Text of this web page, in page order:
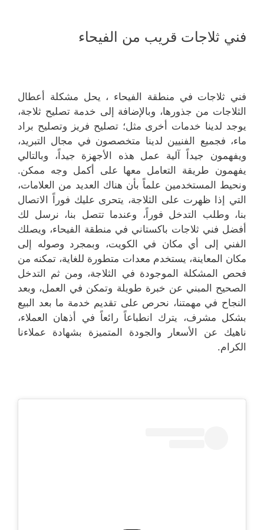
فني ثلاجات قريب من الفيحاء
فني ثلاجات في منطقة الفيحاء ، يحل مشكلة أعطال
الثلاجات من جذورها، وبالإضافة إلى خدمة تصليح ثلاجة،
يوجد لدينا خدمات أخرى مثل؛ تصليح فريز وتصليح براد
ماء، فجميع الفنيين لدينا متخصصون في مجال التبريد،
ويفهمون جيداً آلية عمل هذه الأجهزة جيداً، وبالتالي
يفهمون طريقة التعامل معها على أكمل وجه ممكن.
ونحيط المستخدمين علماً بأن هناك العديد من العلامات،
التي إذا ظهرت على الثلاجة، يتحرى عليك فوراً الاتصال
بنا، وطلب التدخل فوراً، وعندما تتصل بنا، نرسل لك
أفضل فني ثلاجات باكستاني في منطقة الفيحاء، ويصلك
الفني إلى أي مكان في الكويت، وبمجرد وصوله إلى
مكان المعاينة، يستخدم معدات متطورة للغاية، تمكنه من
فحص المشكلة الموجودة في الثلاجة، ومن ثم التدخل
الصحيح المبني عن خبرة طويلة وتمكن في العمل، وبعد
النجاح في مهمتنا، نحرص على تقديم خدمة ما بعد البيع
بشكل مشرف، يترك انطباعاً رائعاً في أذهان العملاء،
ناهيك عن الأسعار والجودة المتميزة بشهادة عملاءنا
الكرام.